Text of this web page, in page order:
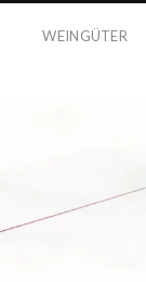
WEINGÜTER